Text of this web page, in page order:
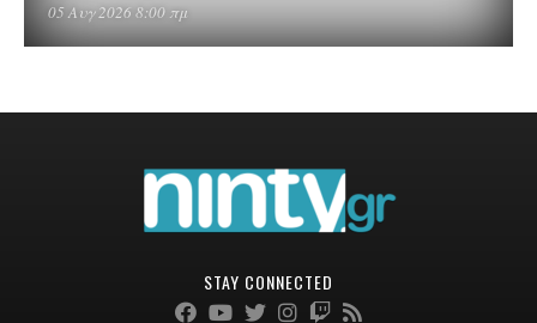
05 Αυγ 2026 8:00 πμ
STAY CONNECTED